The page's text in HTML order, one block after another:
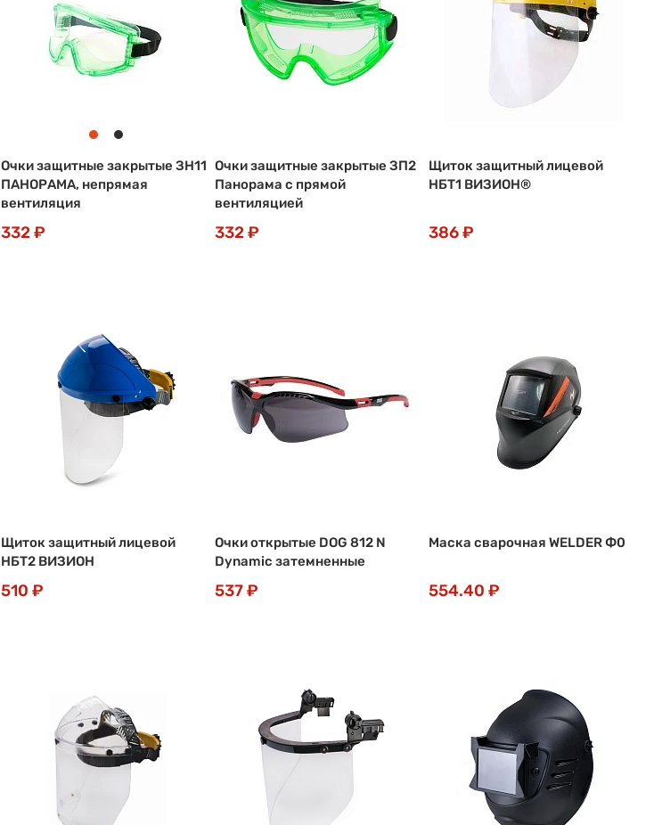
Очки защитные закрытые ЗН11
ПАНОРАМА, непрямая
вентиляция
332 ₽
Очки защитные закрытые ЗП2
Панорама с прямой
вентиляцией
332 ₽
Щиток защитный лицевой
НБТ1 ВИЗИОН®
386 ₽
Щиток защитный лицевой
НБТ2 ВИЗИОН
510 ₽
Очки открытые DOG 812 N
Dynamic затемненные
537 ₽
Маска сварочная WELDER Ф0
554.40 ₽